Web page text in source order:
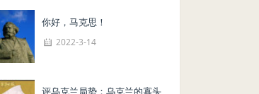
你好，马克思！
2022-3-14
评乌克兰局势：乌克兰的寡头